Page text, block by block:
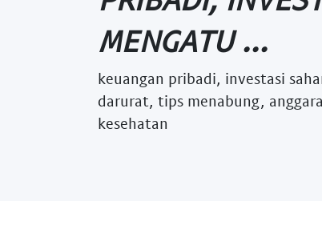
MENGATU ...
keuangan pribadi, investasi
darurat, tips menabung,
kesehatan